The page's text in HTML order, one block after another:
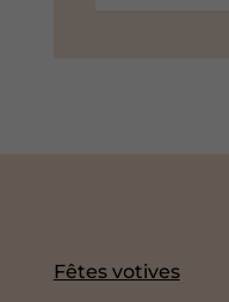
Fêtes votives